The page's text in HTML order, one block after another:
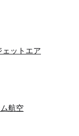
ェットエア
航空